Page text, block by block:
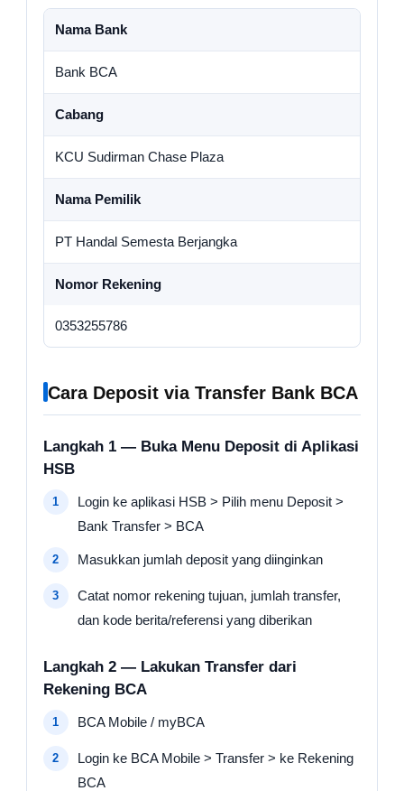
Nama Bank
Bank BCA
Cabang
KCU Sudirman Chase Plaza
Nama Pemilik
PT Handal Semesta Berjangka
Nomor Rekening
0353255786
Cara Deposit via Transfer Bank BCA
Langkah 1 — Buka Menu Deposit di Aplikasi
HSB
Login ke aplikasi HSB > Pilih menu Deposit >
Bank Transfer > BCA
Masukkan jumlah deposit yang diinginkan
Catat nomor rekening tujuan, jumlah transfer,
dan kode berita/referensi yang diberikan
Langkah 2 — Lakukan Transfer dari
Rekening BCA
BCA Mobile / myBCA
Login ke BCA Mobile > Transfer > ke Rekening
BCA